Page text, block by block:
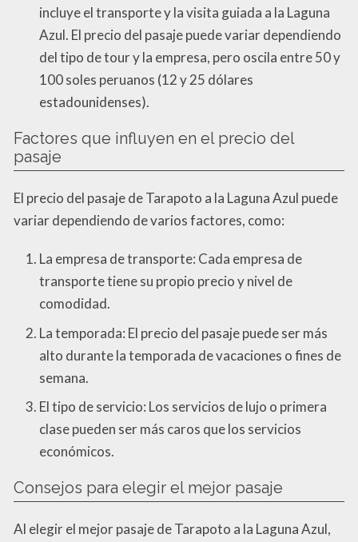
incluye el transporte y la visita guiada a la Laguna
Azul. El precio del pasaje puede variar dependiendo
del tipo de tour y la empresa, pero oscila entre 50 y
100 soles peruanos (12 y 25 dólares
estadounidenses).
Factores que influyen en el precio del
pasaje
El precio del pasaje de Tarapoto a la Laguna Azul puede
variar dependiendo de varios factores, como:
La empresa de transporte: Cada empresa de
transporte tiene su propio precio y nivel de
comodidad.
La temporada: El precio del pasaje puede ser más
alto durante la temporada de vacaciones o fines de
semana.
El tipo de servicio: Los servicios de lujo o primera
clase pueden ser más caros que los servicios
económicos.
Consejos para elegir el mejor pasaje
Al elegir el mejor pasaje de Tarapoto a la Laguna Azul,